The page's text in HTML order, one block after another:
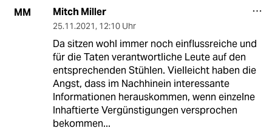
MM Mitch Miller
25.11.2021, 12:10 Uhr
Da sitzen wohl immer noch einflussreiche und
für die Taten verantwortliche Leute auf den
entsprechenden Stühlen. Vielleicht haben die
Angst, dass im Nachhinein interessante
Informationen herauskommen, wenn einzelne
Inhaftierte Vergünstigungen versprochen
bekommen...